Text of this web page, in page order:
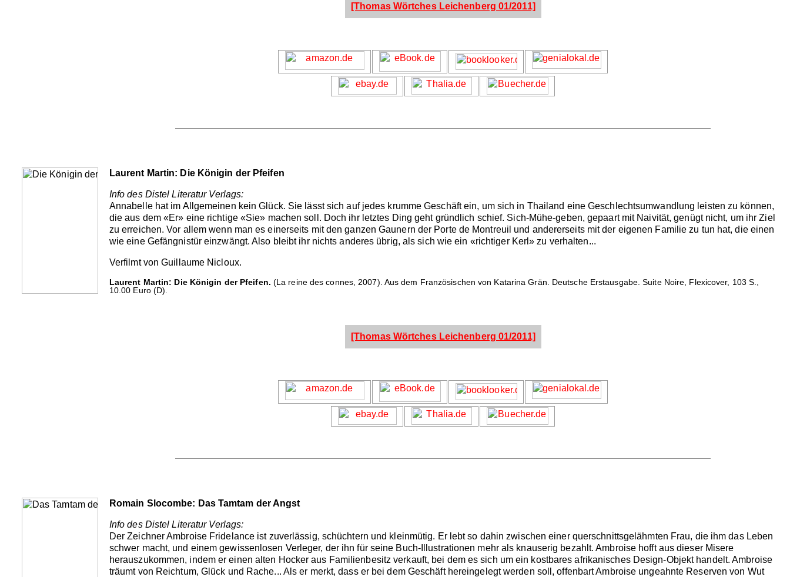
[Thomas Wörtches Leichenberg 01/2011]
Laurent Martin: Die Königin der Pfeifen
Info des Distel Literatur Verlags:
Annabelle hat im Allgemeinen kein Glück. Sie lässt sich auf jedes krumme Geschäft ein, um sich in Thailand eine Geschlechtsumwandlung leisten zu können,
die aus dem «Er» eine richtige «Sie» machen soll. Doch ihr letztes Ding geht gründlich schief. Sich-Mühe-geben, gepaart mit Naivität, genügt nicht, um ihr Ziel
zu erreichen. Vor allem wenn man es einerseits mit den ganzen Gaunern der Porte de Montreuil und andererseits mit der eigenen Familie zu tun hat, die einen
wie eine Gefängnistür einzwängt. Also bleibt ihr nichts anderes übrig, als sich wie ein «richtiger Kerl» zu verhalten...
Verfilmt von Guillaume Nicloux.
Laurent Martin: Die Königin der Pfeifen. (La reine des connes, 2007). Aus dem Französischen von Katarina Grän. Deutsche Erstausgabe. Suite Noire, Flexicover, 103 S.,
10.00 Euro (D).
[Thomas Wörtches Leichenberg 01/2011]
Romain Slocombe: Das Tamtam der Angst
Info des Distel Literatur Verlags:
Der Zeichner Ambroise Fridelance ist zuverlässig, schüchtern und kleinmütig. Er lebt so dahin zwischen einer querschnittsgelähmten Frau, die ihm das Leben
schwer macht, und einem gewissenlosen Verleger, der ihn für seine Buch-Illustrationen mehr als knauserig bezahlt. Ambroise hofft aus dieser Misere
herauszukommen, indem er einen alten Hocker aus Familienbesitz verkauft, bei dem es sich um ein kostbares afrikanisches Design-Objekt handelt. Ambroise
träumt von Reichtum, Glück und Rache... Als er merkt, dass er bei dem Geschäft hereingelegt werden soll, offenbart Ambroise ungeahnte Reserven von Wut